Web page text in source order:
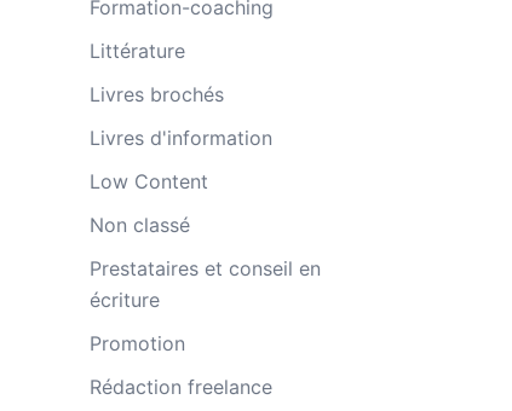
Formation-coaching
Littérature
Livres brochés
Livres d'information
Low Content
Non classé
Prestataires et conseil en
écriture
Promotion
Rédaction freelance